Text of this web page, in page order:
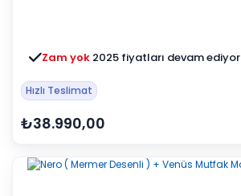
Zam yok 2025 fiyatları devam ediyor
Hızlı Teslimat
₺38.990,00